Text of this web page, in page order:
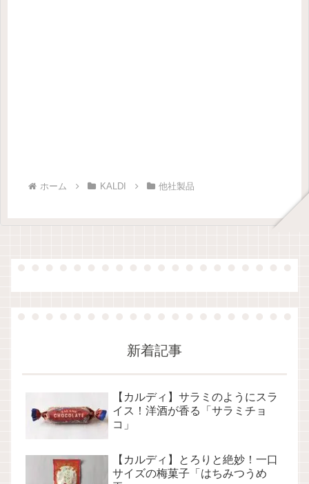
ホーム KALDI 他社製品
新着記事
【カルディ】サラミのようにスラ
イス！洋酒が香る「サラミチョ
コ」
【カルディ】とろりと絶妙！一口
サイズの梅菓子「はちみつうめ